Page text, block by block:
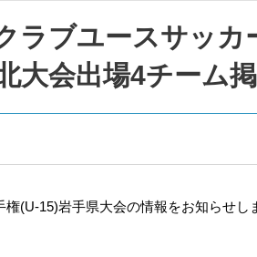
ラブユースサッカ
大会出場4チーム掲
(U-15)岩手県大会の情報をお知らせし